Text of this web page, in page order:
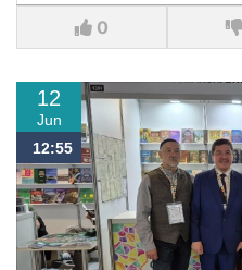
0
12
Jun
12:55